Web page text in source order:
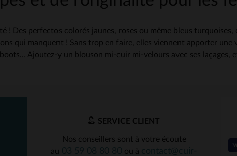
! Des perfectos colorés jaunes, roses ou même bleus
qui manquent ! Sans trop en faire, elles viennent apporter
Ajoutez-y un blouson mi-cuir mi-velours avec ses laçages,
SERVICE CLIENT
Nos conseillers sont à votre écoute
au
ou à